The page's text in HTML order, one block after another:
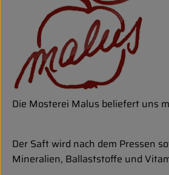
Die Mosterei Malus beliefert uns
Der Saft wird nach dem Pressen
Mineralien, Ballaststoffe und